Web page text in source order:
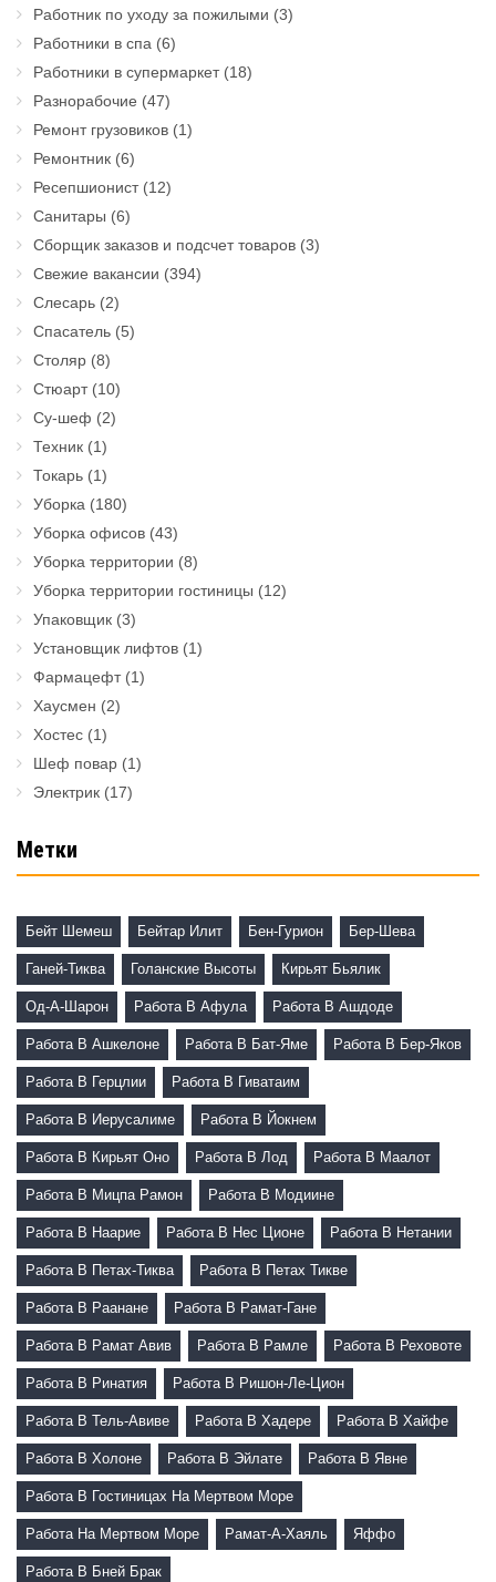
Работник по уходу за пожилыми (3)
Работники в спа (6)
Работники в супермаркет(18)
Разнорабочие (47)
Ремонт грузовиков (1)
Ремонтник (6)
Ресепшионист(12)
Санитары (6)
Сборщик заказов и подсчет товаров (3)
Свежие вакансии (394)
Слесарь (2)
Спасатель (5)
Столяр (8)
Стюарт(10)
Су-шеф (2)
Техник (1)
Токарь (1)
Уборка (180)
Уборка офисов (43)
Уборка территории (8)
Уборка территории гостиницы (12)
Упаковщик (3)
Установщик лифтов (1)
Фармацефт(1)
Хаусмен (2)
Хостес (1)
Шеф повар (1)
Электрик (17)
Метки
Бейт Шемеш Бейтар Илит Бен-Гурион Бер-Шева
Ганей-Тиква Голанские Высоты Кирьят Бьялик
Од-А-Шарон Работа В Афула Работа В Ашдоде
Работа В Ашкелоне Работа В Бат-Яме Работа В Бер-Яков
Работа В Герцлии Работа В Гиватаим
Работа В Иерусалиме Работа В Йокнем
Работа В Кирьят Оно Работа В Лод Работа В Маалот
Работа В Мицпа Рамон Работа В Модиине
Работа В Наарие Работа В Нес Ционе Работа В Нетании
Работа В Петах-Тиква Работа В Петах Тикве
Работа В Раанане Работа В Рамат-Гане
Работа В Рамат Авив Работа В Рамле Работа В Реховоте
Работа В Ринатия Работа В Ришон-Ле-Цион
Работа В Тель-Авиве Работа В Хадере Работа В Хайфе
Работа В Холоне Работа В Эйлате Работа В Явне
Работа В Гостиницах На Мертвом Море
Работа На Мертвом Море Рамат-А-Хаяль Яффо
Работа В Бней Брак